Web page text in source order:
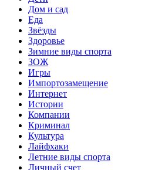
Дом и сад
Еда
Звёзды
Здоровье
Зимние виды спорта
ЗОЖ
Игры
Импортозамещение
Интернет
Истории
Компании
Криминал
Культура
Лайфхаки
Летние виды спорта
Личный счет